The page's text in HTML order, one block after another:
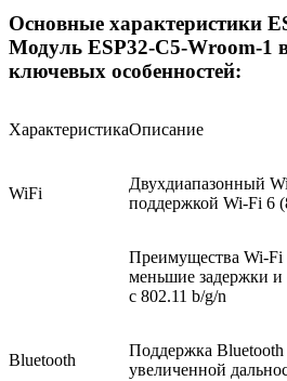
Основные характеристики
Модуль ESP32-C5-Wroom-1
ключевых особенностей:
ХарактеристикаОписание
WiFi
Двухдиапазонный
поддержкой Wi-Fi 6
Преимущества Wi-Fi
меньшие задержки и
с 802.11 b/g/n
Bluetooth
Поддержка
увеличенной